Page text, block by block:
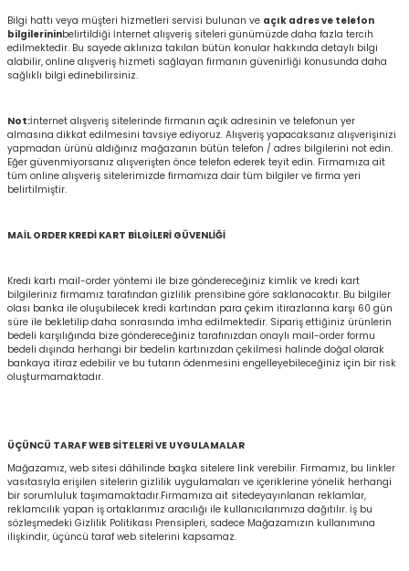
Bilgi hattı veya müşteri hizmetleri servisi bulunan ve açık adres ve telefon
bilgilerininbelirtildiği İnternet alışveriş siteleri günümüzde daha fazla tercih
edilmektedir. Bu sayede aklınıza takılan bütün konular hakkında detaylı bilgi
alabilir, online alışveriş hizmeti sağlayan firmanın güvenirliği konusunda daha
sağlıklı bilgi edinebilirsiniz.
Not:İnternet alışveriş sitelerinde firmanın açık adresinin ve telefonun yer
almasına dikkat edilmesini tavsiye ediyoruz. Alışveriş yapacaksanız alışverişinizi
yapmadan ürünü aldığınız mağazanın bütün telefon / adres bilgilerini not edin.
Eğer güvenmiyorsanız alışverişten önce telefon ederek teyit edin. Firmamıza ait
tüm online alışveriş sitelerimizde firmamıza dair tüm bilgiler ve firma yeri
belirtilmiştir.
MAİL ORDER KREDİ KART BİLGİLERİ GÜVENLİĞİ
Kredi kartı mail-order yöntemi ile bize göndereceğiniz kimlik ve kredi kart
bilgileriniz firmamız tarafından gizlilik prensibine göre saklanacaktır. Bu bilgiler
olası banka ile oluşubilecek kredi kartından para çekim itirazlarına karşı 60 gün
süre ile bekletilip daha sonrasında imha edilmektedir. Sipariş ettiğiniz ürünlerin
bedeli karşılığında bize göndereceğiniz tarafınızdan onaylı mail-order formu
bedeli dışında herhangi bir bedelin kartınızdan çekilmesi halinde doğal olarak
bankaya itiraz edebilir ve bu tutarın ödenmesini engelleyebileceğiniz için bir risk
oluşturmamaktadır.
ÜÇÜNCÜ TARAF WEB SİTELERİ VE UYGULAMALAR
Mağazamız, web sitesi dâhilinde başka sitelere link verebilir. Firmamız, bu linkler
vasıtasıyla erişilen sitelerin gizlilik uygulamaları ve içeriklerine yönelik herhangi
bir sorumluluk taşımamaktadır.Firmamıza ait sitedeyayınlanan reklamlar,
reklamcılık yapan iş ortaklarımız aracılığı ile kullanıcılarımıza dağıtılır. İş bu
sözleşmedeki Gizlilik Politikası Prensipleri, sadece Mağazamızın kullanımına
ilişkindir, üçüncü taraf web sitelerini kapsamaz.